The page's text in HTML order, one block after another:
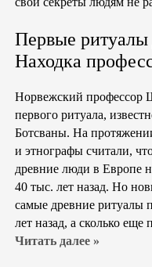
Первые
Находка
Норвежский профессор
первого ритуала,
Ботсваны. На
и этнографы считали,
древние люди в Европе
40 тыс. лет назад. Но
самые древние ритуалы
лет назад, а сколько еще
Читать далее »